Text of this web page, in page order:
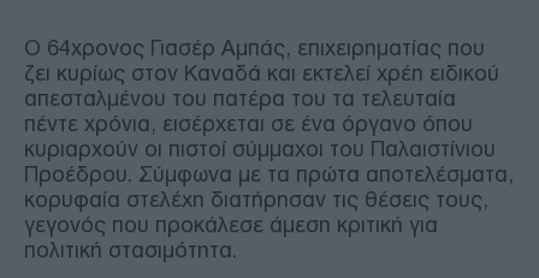
Ο 64χρονος Γιασέρ Αμπάς, επιχειρηματίας που
ζει κυρίως στον Καναδά και εκτελεί χρέη ειδικού
απεσταλμένου του πατέρα του τα τελευταία
πέντε χρόνια, εισέρχεται σε ένα όργανο όπου
κυριαρχούν οι πιστοί σύμμαχοι του Παλαιστίνιου
Προέδρου. Σύμφωνα με τα πρώτα αποτελέσματα,
κορυφαία στελέχη διατήρησαν τις θέσεις τους,
γεγονός που προκάλεσε άμεση κριτική για
πολιτική στασιμότητα.